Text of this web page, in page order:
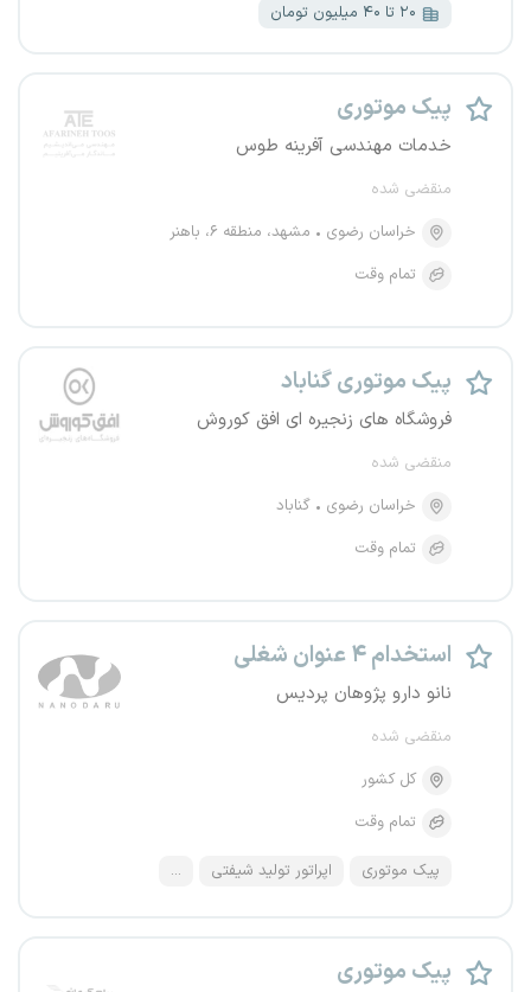
۲۰ تا ۴۰ میلیون تومان
پیک موتوری
خدمات مهندسی آفرینه طوس
منقضی شده
خراسان رضوی
مشهد، منطقه ۶، باهنر
تمام وقت
پیک موتوری گناباد
فروشگاه های زنجیره ای افق کوروش
منقضی شده
خراسان رضوی
گناباد
تمام وقت
استخدام ۴ عنوان شغلی
نانو دارو پژوهان پردیس
منقضی شده
کل کشور
تمام وقت
پیک موتوری اپراتور تولید شیفتی ...
پیک موتوری